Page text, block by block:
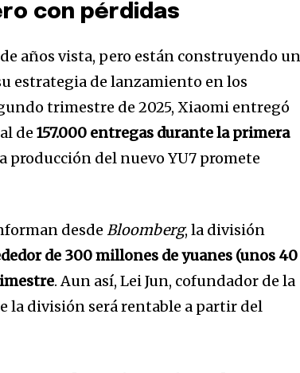
con pérdidas
años vista, pero están construyendo
estrategia de lanzamiento en los
trimestre de 2025, Xiaomi entregó
de157.000 entregas durante la primera
producción del nuevo YU7 promete
desdeBloomberg, la división
de 300 millones de yuanes (unos 40
. Aun así, Lei Jun, cofundador de la
la división será rentable a partir del